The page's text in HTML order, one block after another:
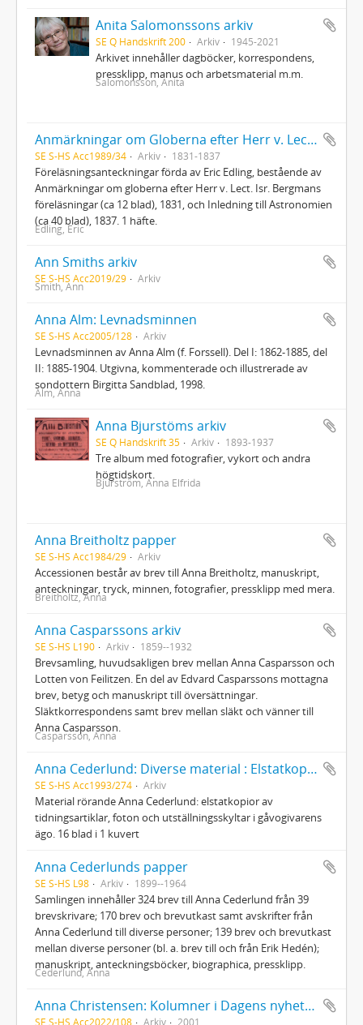
Anita Salomonssons arkiv
SE Q Handskrift 200 Arkiv 1945-2021
Arkivet innehåller dagböcker, korrespondens,
pressklipp, manus och arbetsmaterial m.m.
Salomonsson, Anita
Anmärkningar om Globerna efter Herr v. Lect. Isr. Bergmans föreläsningar. 1831
SE S-HS Acc1989/34 Arkiv 1831-1837
Föreläsningsanteckningar förda av Eric Edling, bestående av
Anmärkningar om globerna efter Herr v. Lect. Isr. Bergmans
föreläsningar (ca 12 blad), 1831, och Inledning till Astronomien
(ca 40 blad), 1837. 1 häfte.
Edling, Eric
Ann Smiths arkiv
SE S-HS Acc2019/29 Arkiv
Smith, Ann
Anna Alm: Levnadsminnen
SE S-HS Acc2005/128 Arkiv
Levnadsminnen av Anna Alm (f. Forssell). Del I: 1862-1885, del
II: 1885-1904. Utgivna, kommenterade och illustrerade av
sondottern Birgitta Sandblad, 1998.
Alm, Anna
Anna Bjurstöms arkiv
SE Q Handskrift 35 Arkiv 1893-1937
Tre album med fotografier, vykort och andra
högtidskort.
Bjurström, Anna Elfrida
Anna Breitholtz papper
SE S-HS Acc1984/29 Arkiv
Accessionen består av brev till Anna Breitholtz, manuskript,
anteckningar, tryck, minnen, fotografier, pressklipp med mera.
Breitholtz, Anna
Anna Casparssons arkiv
SE S-HS L190 Arkiv 1859--1932
Brevsamling, huvudsakligen brev mellan Anna Casparsson och
Lotten von Feilitzen. En del av Edvard Casparssons mottagna
brev, betyg och manuskript till översättningar.
Släktkorrespondens samt brev mellan släkt och vänner till
Anna Casparsson.
Casparsson, Anna
Anna Cederlund: Diverse material : Elstatkopior av tidningsartiklar m. m.
SE S-HS Acc1993/274 Arkiv
Material rörande Anna Cederlund: elstatkopior av
tidningsartiklar, foton och utställningsskyltar i gåvogivarens
ägo. 16 blad i 1 kuvert
Anna Cederlunds papper
SE S-HS L98 Arkiv 1899--1964
Samlingen innehåller 324 brev till Anna Cederlund från 39
brevskrivare; 170 brev och brevutkast samt avskrifter från
Anna Cederlund till diverse personer; 139 brev och brevutkast
mellan diverse personer (bl. a. brev till och från Erik Hedén);
manuskript, anteckningsböcker, biographica, pressklipp.
Cederlund, Anna
Anna Christensen: Kolumner i Dagens nyheter 1981-2000 - Otryckt bok dedikerad till Åsa Moberg Boije
SE S-HS Acc2022/108 Arkiv 2001